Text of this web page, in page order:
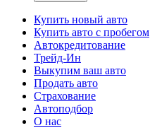
Купить новый авто
Купить авто с пробегом
Автокредитование
Трейд-Ин
Выкупим ваш авто
Продать авто
Страхование
Автоподбор
О нас